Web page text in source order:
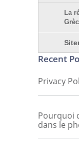
La
Recent
Privacy
Pourquoi
dans le